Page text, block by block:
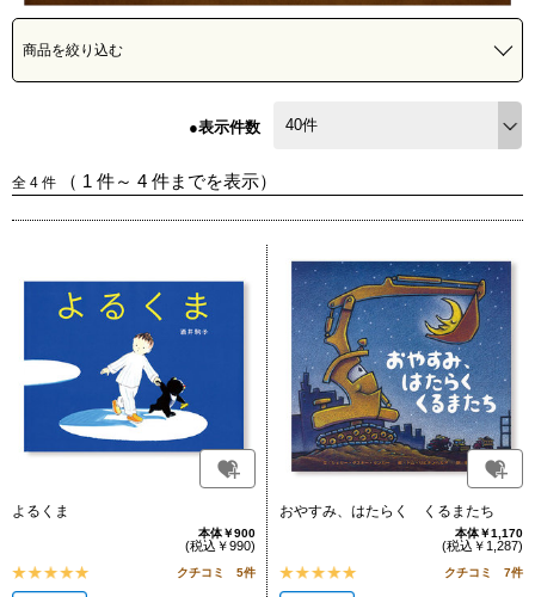
商品を絞り込む
●表示件数
全 4 件 （ 1 件～ 4 件までを表示）
よるくま
本体￥900
(税込￥990)
クチコミ 5件
おやすみ、はたらく くるまたち
本体￥1,170
(税込￥1,287)
クチコミ 7件